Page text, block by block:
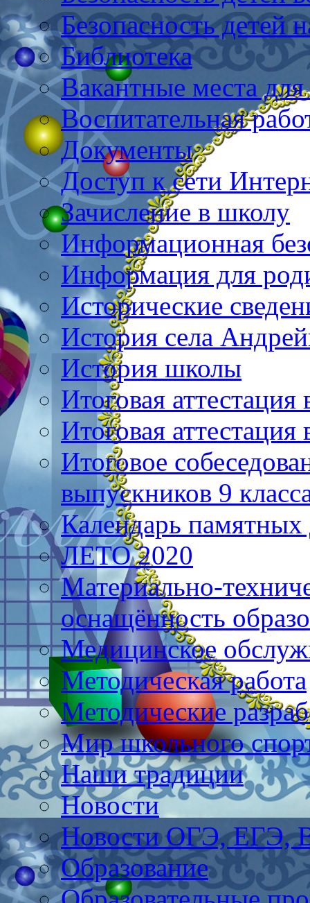
Безопасность детей
Библиотека
Вакантные места
Воспитательная
Документы
Доступ к сети
Зачисление в школу
Информационная
Информация для
Исторические
История села
История школы
Итоговая
Итоговая
Итоговое
выпускников 9
Календарь памятных
ЛЕТО 2020
Материально-
оснащённость
Медицинское
Методическая работа
Методические
Мир школьного
Наши традиции
Новости
Новости ОГЭ,
Образование